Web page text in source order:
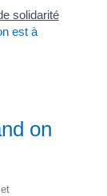
solidarité
est à
on